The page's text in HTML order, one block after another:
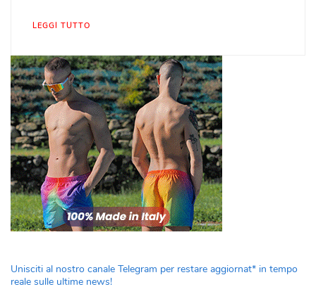
LEGGI TUTTO
Unisciti al nostro canale Telegram per restare aggiornat* in tempo
reale sulle ultime news!